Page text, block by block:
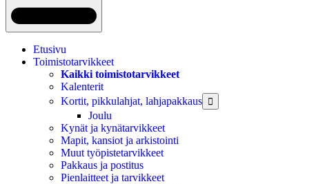
Etusivu
Toimistotarvikkeet
Kaikki toimistotarvikkeet
Kalenterit
Kortit, pikkulahjat, lahjapakkaus

Joulu
Kynät ja kynätarvikkeet
Mapit, kansiot ja arkistointi
Muut työpistetarvikkeet
Pakkaus ja postitus
Pienlaitteet ja tarvikkeet